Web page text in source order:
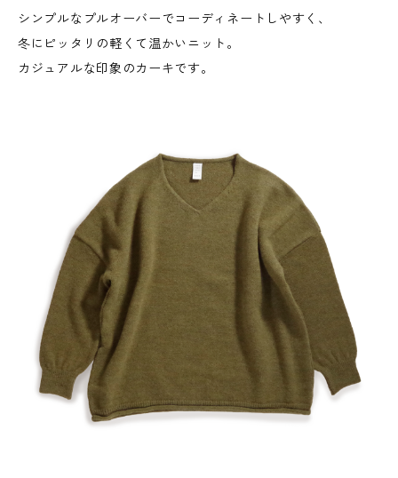
シンプルなプルオーバーでコーディネートしやすく、
冬にピッタリの軽くて温かいニット。
カジュアルな印象のカーキです。